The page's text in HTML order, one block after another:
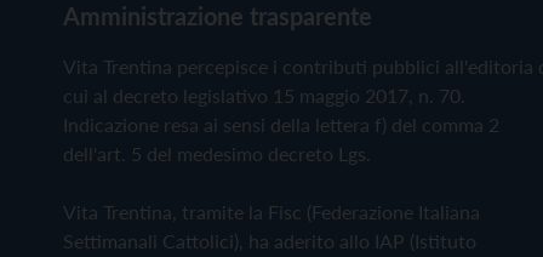
Amministrazione trasparente
Vita Trentina percepisce i contributi pubblici all'editoria
cui al decreto legislativo 15 maggio 2017, n. 70.
Indicazione resa ai sensi della lettera f) del comma 2
dell'art. 5 del medesimo decreto Lgs.
Vita Trentina, tramite la Fisc (Federazione Italiana
Settimanali Cattolici), ha aderito allo IAP (Istituto